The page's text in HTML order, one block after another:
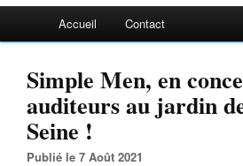
Accueil Contact
Simple Men, en
auditeurs au jardin
Seine !
Publié le 7 Août 2021